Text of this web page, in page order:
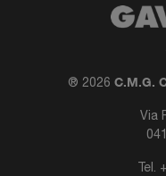
® 2026 C.M.G.
Via
Tel.